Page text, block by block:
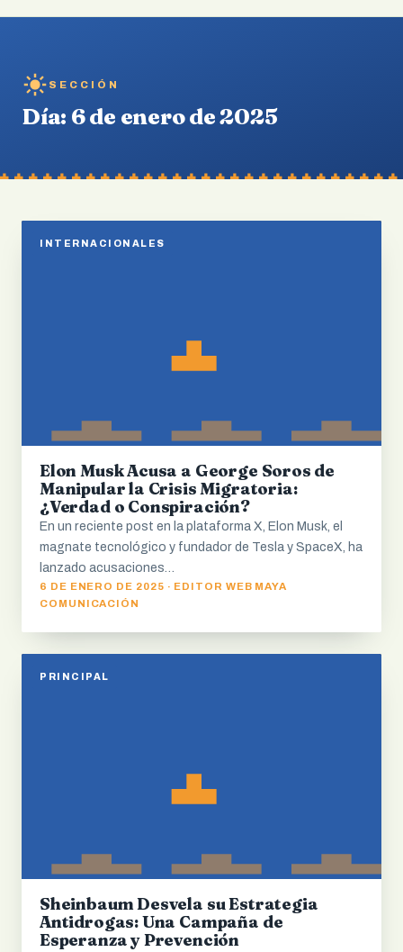
SECCIÓN
Día: 6 de enero de 2025
INTERNACIONALES
Elon Musk Acusa a George Soros de
Manipular la Crisis Migratoria:
¿Verdad o Conspiración?
En un reciente post en la plataforma X, Elon Musk, el
magnate tecnológico y fundador de Tesla y SpaceX, ha
lanzado acusaciones…
6 DE ENERO DE 2025 · EDITOR WEB MAYA
COMUNICACIÓN
PRINCIPAL
Sheinbaum Desvela su Estrategia
Antidrogas: Una Campaña de
Esperanza y Prevención